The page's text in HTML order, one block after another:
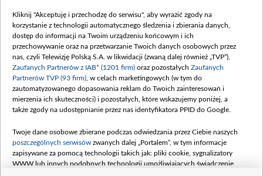
(wpłata wrzesień 100 mln, październik 350
mln, listopad 265 mln)
Dofinansowanie 48 862 000,00 PLN
Data podpisania umowy: GRUDZIEŃ 2025
(wpłata grudzień 60,548 mln)
Dofinansowanie 900 000 000,00 PLN
Data podpisania umowy: LUTY 2026 (wpłata
kwiecień 180 mln, 7 maja 180 mln, 8
czerwca 90 mln)
Dofinansowanie 250 000 000,00 PLN
Kliknij "Akceptuję i przechodzę do serwisu", aby wyrazić zgody na
korzystanie z technologii automatycznego śledzenia i zbierania danych,
dostęp do informacji na Twoim urządzeniu końcowym i ich
przechowywanie oraz na przetwarzanie Twoich danych osobowych przez
nas, czyli Telewizję Polską S.A. w likwidacji (zwaną dalej również „TVP”),
Zaufanych Partnerów z IAB* (1201 firm) oraz pozostałych Zaufanych
Partnerów TVP (93 firm) , w celach marketingowych (w tym do
zautomatyzowanego dopasowania reklam do Twoich zainteresowań i
mierzenia ich skuteczności) i pozostałych, które wskazujemy poniżej, a
także zgody na udostępnianie przez nas identyfikatora PPID do Google.
Twoje dane osobowe zbierane podczas odwiedzania przez Ciebie naszych
poszczególnych serwisów zwanych dalej „Portalem”, w tym informacje
zapisywane za pomocą technologii takich jak: pliki cookie, sygnalizatory
WWW lub innych podobnych technologii umożliwiających świadczenie